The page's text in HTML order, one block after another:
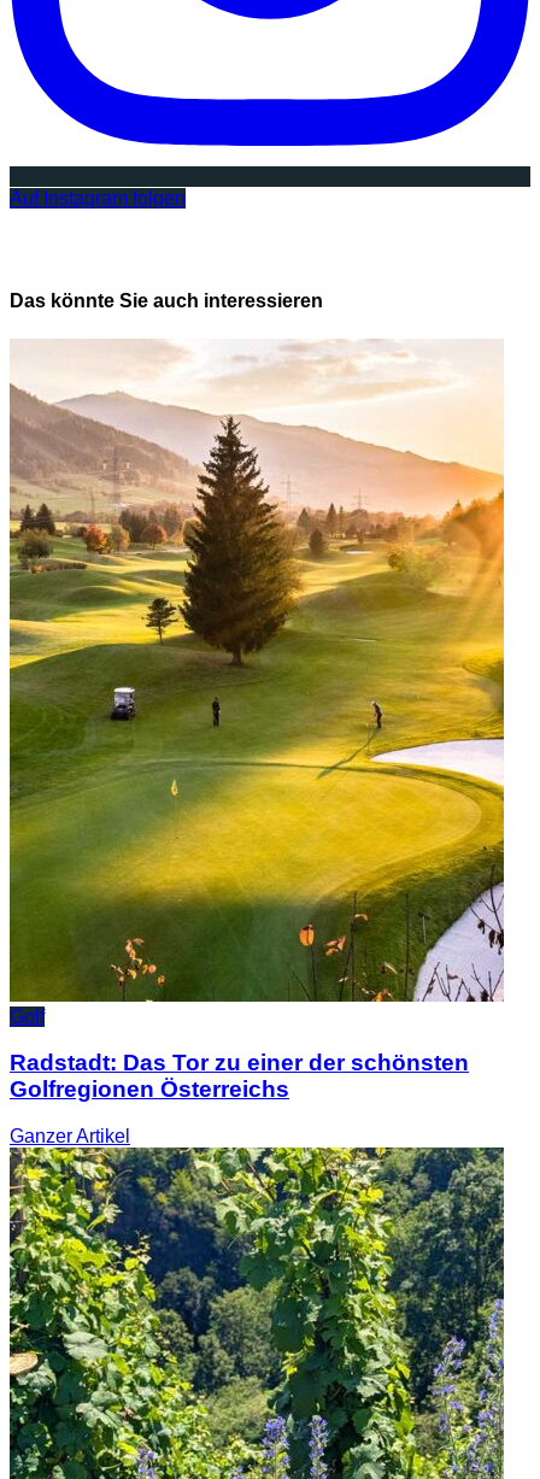
Auf Instagram folgen
Das könnte Sie auch interessieren
Golf
Radstadt: Das Tor zu einer der schönsten
Golfregionen Österreichs
GanzerArtikel